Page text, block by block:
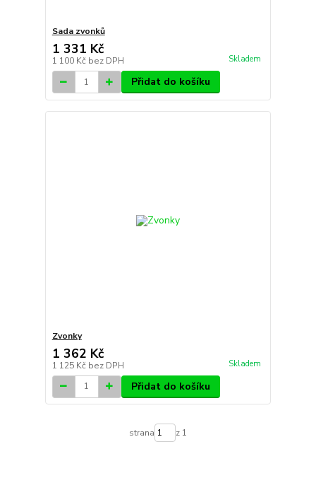
Sada zvonků
1 331 Kč
1 100 Kč bez DPH Skladem
Přidat do košíku
Zvonky
1 362 Kč
1 125 Kč bez DPH Skladem
Přidat do košíku
strana z 1